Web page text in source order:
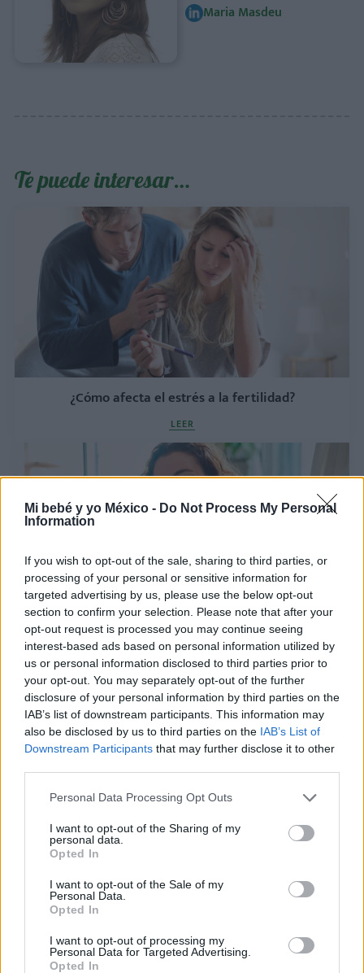
Mi bebé y yo México - Do Not Process My Personal
Information
If you wish to opt-out of the sale, sharing to third parties, or
processing of your personal or sensitive information for
targeted advertising by us, please use the below opt-out
section to confirm your selection. Please note that after your
opt-out request is processed you may continue seeing
interest-based ads based on personal information utilized by
us or personal information disclosed to third parties prior to
your opt-out. You may separately opt-out of the further
disclosure of your personal information by third parties on the
IAB’s list of downstream participants. This information may
also be disclosed by us to third parties on the IAB’s List of
Downstream Participants that may further disclose it to other
Personal Data Processing Opt Outs
I want to opt-out of the Sharing of my
personal data.
Opted In
I want to opt-out of the Sale of my
Personal Data.
Opted In
I want to opt-out of processing my
Personal Data for Targeted Advertising.
Opted In
Maria Masdeu
Te puede interesar…
¿Cómo afecta el estrés a la fertilidad?
LEER
Cómo calcular la fecha de parto con FIV
LEER
Clonación reproductiva y terapéutica: ¿en qué se
diferencian?